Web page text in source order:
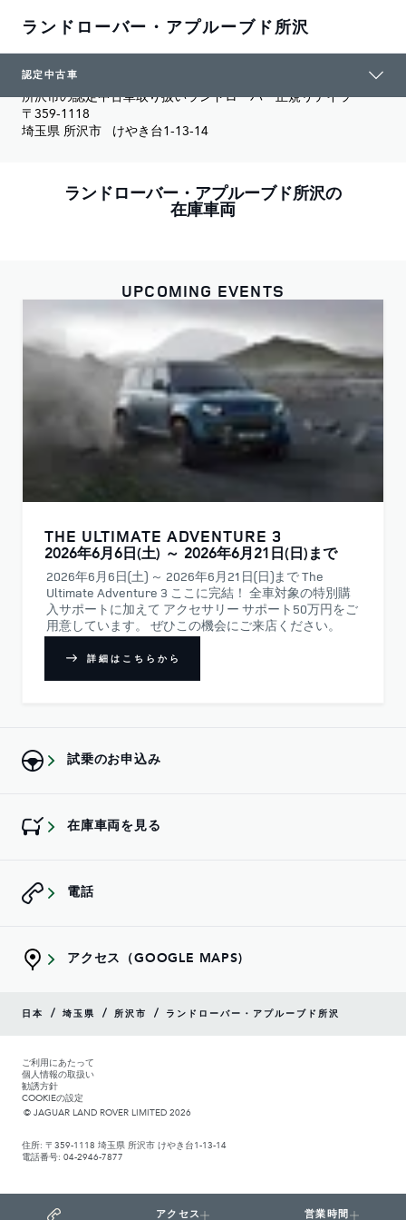
ランドローバー・アプルーブド所沢
認定中古車
アクセス 営業時間
ランドローバー・アプルーブド所沢
所沢市の認定中古車取り扱いランドローバー正規リテイラー
〒359-1118
埼玉県 所沢市   けやき台1-13-14
ランドローバー・アプルーブド所沢の
在庫車両
UPCOMING EVENTS
THE ULTIMATE ADVENTURE 3
2026年6月6日(土) ～ 2026年6月21日(日)まで
2026年6月6日(土) ～ 2026年6月21日(日)まで The
Ultimate Adventure 3 ここに完結！ 全車対象の特別購
入サポートに加えて アクセサリー サポート50万円をご
用意しています。 ぜひこの機会にご来店ください。
詳細はこちらから
試乗のお申込み
在庫車両を見る
電話
アクセス（GOOGLE MAPS)
日本 / 埼玉県 / 所沢市 / ランドローバー・アプルーブド所沢
ご利用にあたって
個人情報の取扱い
勧誘方針
COOKIEの設定
© JAGUAR LAND ROVER LIMITED 2026
住所: 〒359-1118 埼玉県 所沢市 けやき台1-13-14
電話番号: 04-2946-7877